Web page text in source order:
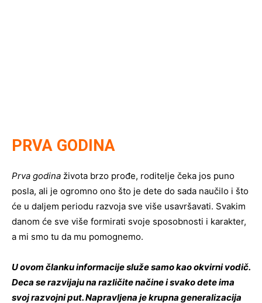
PRVA GODINA
Prva godina života brzo prođe, roditelje čeka jos puno
posla, ali je ogromno ono što je dete do sada naučilo i što
će u daljem periodu razvoja sve više usavršavati. Svakim
danom će sve više formirati svoje sposobnosti i karakter,
a mi smo tu da mu pomognemo.
U ovom članku informacije služe samo kao okvirni vodič.
Deca se razvijaju na različite načine i svako dete ima
svoj razvojni put. Napravljena je krupna generalizacija